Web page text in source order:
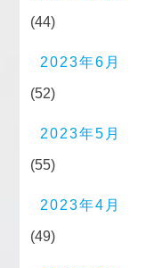
(44)
2023年6月
(52)
2023年5月
(55)
2023年4月
(49)